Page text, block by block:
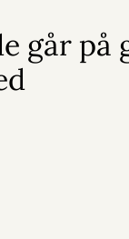
går på